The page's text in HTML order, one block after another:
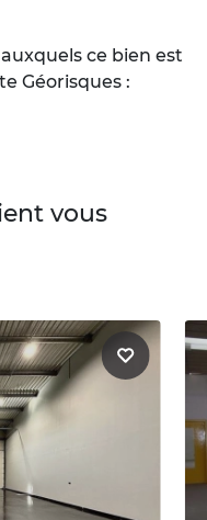
ce bien est
Géorisques :
vous